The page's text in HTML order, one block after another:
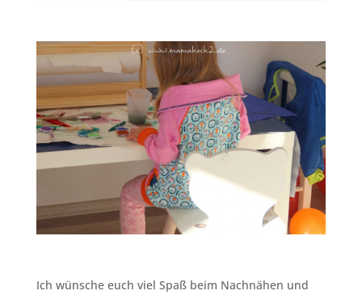
Ich wünsche euch viel Spaß beim Nachnähen und